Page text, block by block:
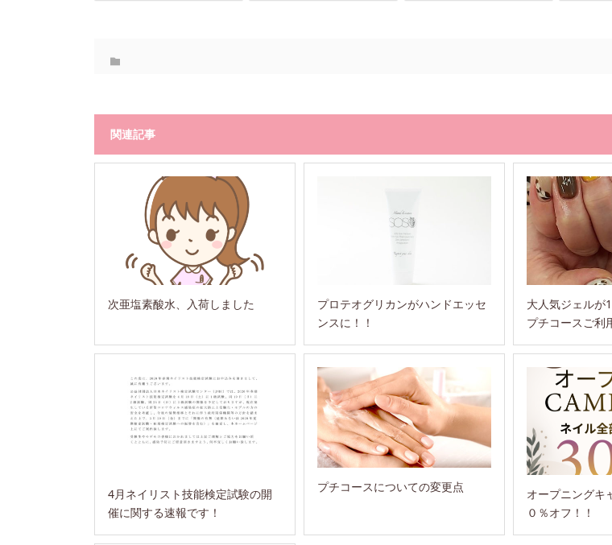
関連記事
次亜塩素酸水、入荷しました
プロテオグリカンがハンドエッセ
ンスに！！
大人気ジェルが
プチコースご
4月ネイリスト技能検定試験の開
催に関する速報です！
プチコースについての変更点
オープニングキ
０％オフ！！